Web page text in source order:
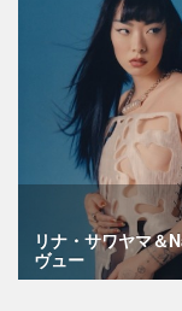
リナ・サワヤマ＆
ヴュー